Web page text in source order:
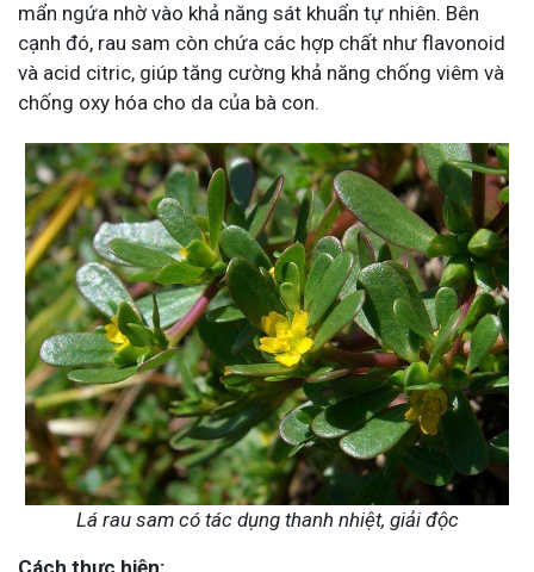
mẩn ngứa nhờ vào khả năng sát khuẩn tự nhiên. Bên
cạnh đó, rau sam còn chứa các hợp chất như flavonoid
và acid citric, giúp tăng cường khả năng chống viêm và
chống oxy hóa cho da của bà con.
Lá rau sam có tác dụng thanh nhiệt, giải độc